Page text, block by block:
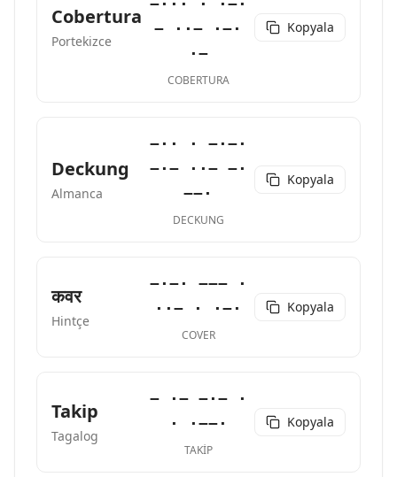
Cobertura
Portekizce
−··· · ·−·
− ··− ·−·
·−
COBERTURA
Kopyala
Deckung
Almanca
−·· · −·−·
−·− ··− −·
−−·
DECKUNG
Kopyala
कवर
Hintçe
−·−· −−− ·
··− · ·−·
COVER
Kopyala
Takip
Tagalog
− ·− −·− ·
· ·−−·
TAKIP
Kopyala